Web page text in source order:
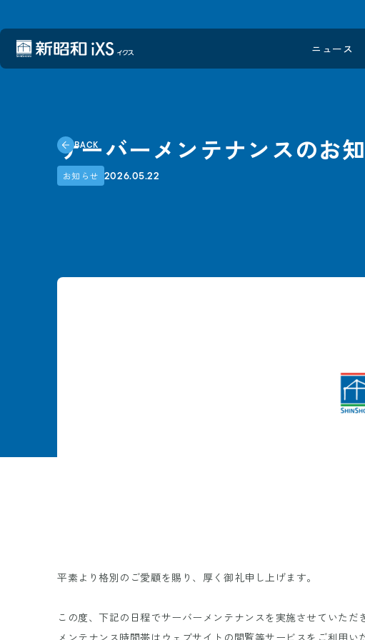
ニュース
BACK
サーバーメンテナンスのお
お知らせ 2026.05.22
平素より格別のご愛顧を賜り、厚く御礼申し上げます。
この度、下記の日程でサーバーメンテナンスを実施させていただ
メンテナンス時間帯はウェブサイトの閲覧等サービスをご利用